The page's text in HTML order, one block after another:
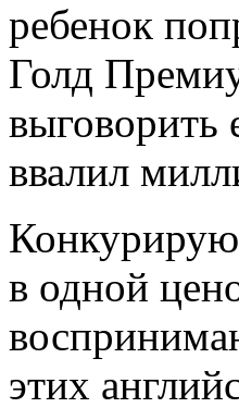
ребенок
Голд
ввалил
в одной
этих